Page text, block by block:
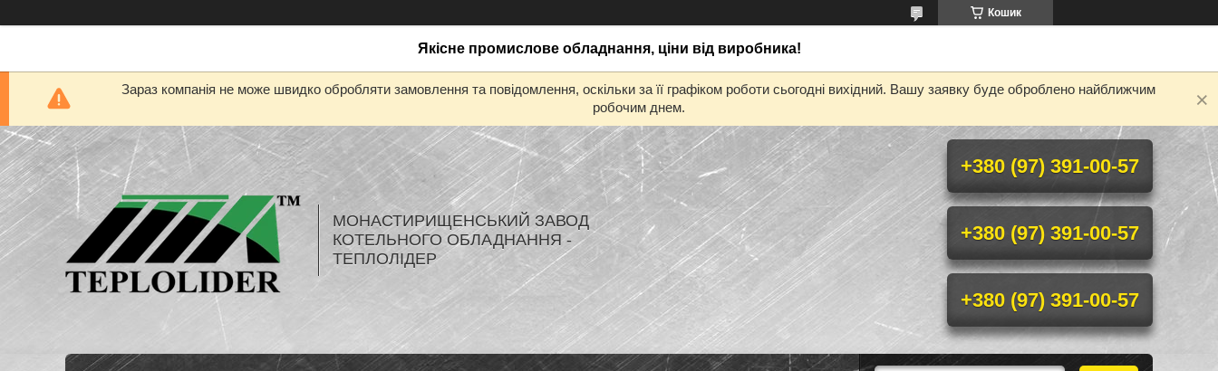
Кошик
Якісне промислове обладнання, ціни від виробника!
Зараз компанія не може швидко обробляти замовлення та повідомлення, оскільки за її графіком роботи сьогодні вихідний. Вашу заявку буде оброблено найближчим
робочим днем.
МОНАСТИРИЩЕНСЬКИЙ ЗАВОД
КОТЕЛЬНОГО ОБЛАДНАННЯ -
ТЕПЛОЛІДЕР
+380 (97) 391-00-57
+380 (97) 391-00-57
+380 (97) 391-00-57